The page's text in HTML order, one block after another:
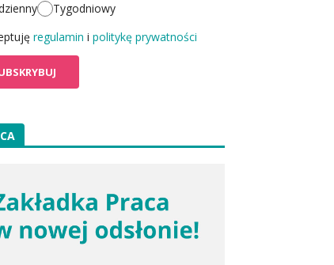
Tygodniowy
regulamin i politykę prywatności